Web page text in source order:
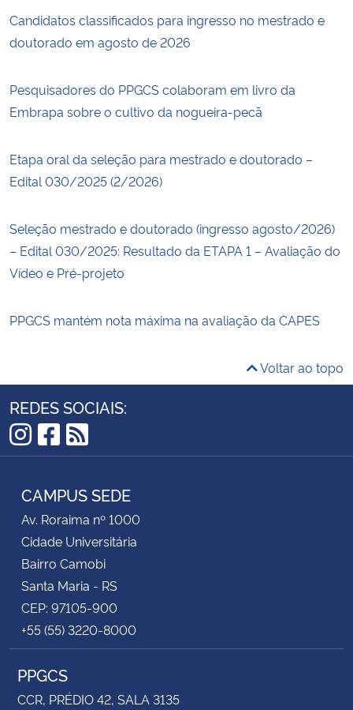
Candidatos classificados para ingresso no mestrado e
doutorado em agosto de 2026
Pesquisadores do PPGCS colaboram em livro da
Embrapa sobre o cultivo da nogueira-pecã
Etapa oral da seleção para mestrado e doutorado –
Edital 030/2025 (2/2026)
Seleção mestrado e doutorado (ingresso agosto/2026)
– Edital 030/2025: Resultado da ETAPA 1 – Avaliação do
Vídeo e Pré-projeto
PPGCS mantém nota máxima na avaliação da CAPES
Voltar ao topo
REDES SOCIAIS:
Instagram
Facebook
RSS
CAMPUS SEDE
Av. Roraima nº 1000
Cidade Universitária
Bairro Camobi
Santa Maria - RS
CEP: 97105-900
+55 (55) 3220-8000
PPGCS
CCR, PRÉDIO 42, SALA 3135